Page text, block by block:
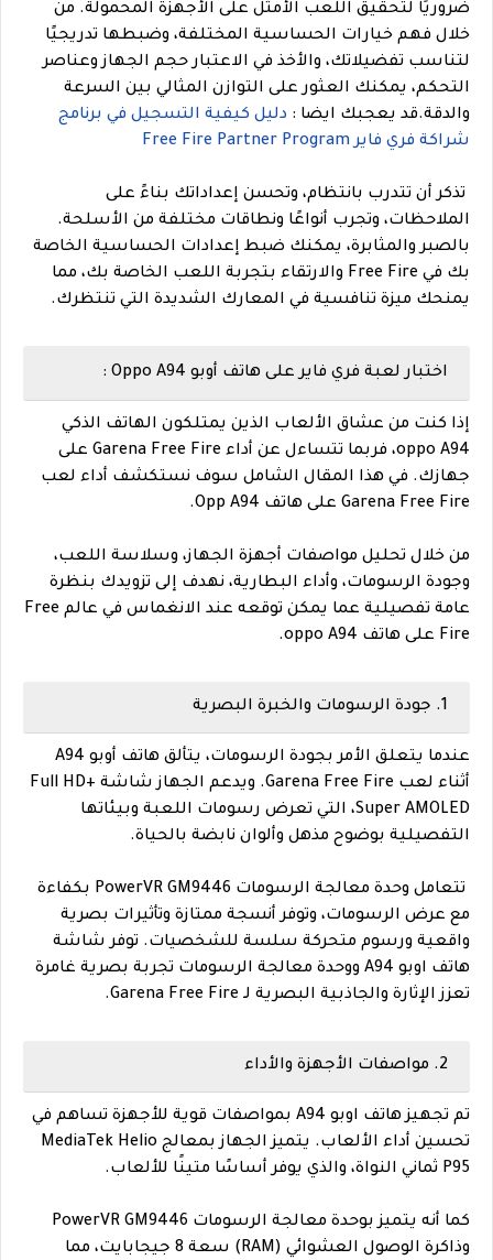
ضروريًا لتحقيق اللعب الأمثل على الأجهزة المحمولة. من
خلال فهم خيارات الحساسية المختلفة، وضبطها تدريجيًا
لتناسب تفضيلاتك، والأخذ في الاعتبار حجم الجهاز وعناصر
التحكم، يمكنك العثور على التوازن المثالي بين السرعة
والدقة.قد يعجبك ايضا : دليل كيفية التسجيل في برنامج
شراكة فري فاير Free Fire Partner Program
تذكر أن تتدرب بانتظام، وتحسن إعداداتك بناءً على
الملاحظات، وتجرب أنواعًا ونطاقات مختلفة من الأسلحة.
بالصبر والمثابرة، يمكنك ضبط إعدادات الحساسية الخاصة
بك في Free Fire والارتقاء بتجربة اللعب الخاصة بك، مما
يمنحك ميزة تنافسية في المعارك الشديدة التي تنتظرك.
اختبار لعبة فري فاير على هاتف أوبو Oppo A94 :
إذا كنت من عشاق الألعاب الذين يمتلكون الهاتف الذكي
oppo A94، فربما تتساءل عن أداء Garena Free Fire على
جهازك. في هذا المقال الشامل سوف نستكشف أداء لعب
Garena Free Fire على هاتف Opp A94.
من خلال تحليل مواصفات أجهزة الجهاز، وسلاسة اللعب،
وجودة الرسومات، وأداء البطارية، نهدف إلى تزويدك بنظرة
عامة تفصيلية عما يمكن توقعه عند الانغماس في عالم Free
Fire على هاتف oppo A94.
1. جودة الرسومات والخبرة البصرية
عندما يتعلق الأمر بجودة الرسومات، يتألق هاتف أوبو A94
أثناء لعب Garena Free Fire. ويدعم الجهاز شاشة Full HD+
Super AMOLED، التي تعرض رسومات اللعبة وبيئاتها
التفصيلية بوضوح مذهل وألوان نابضة بالحياة.
تتعامل وحدة معالجة الرسومات PowerVR GM9446 بكفاءة
مع عرض الرسومات، وتوفر أنسجة ممتازة وتأثيرات بصرية
واقعية ورسوم متحركة سلسة للشخصيات. توفر شاشة
هاتف اوبو A94 ووحدة معالجة الرسومات تجربة بصرية غامرة
تعزز الإثارة والجاذبية البصرية لـ Garena Free Fire.
2. مواصفات الأجهزة والأداء
تم تجهيز هاتف اوبو A94 بمواصفات قوية للأجهزة تساهم في
تحسين أداء الألعاب. يتميز الجهاز بمعالج MediaTek Helio
P95 ثماني النواة، والذي يوفر أساسًا متينًا للألعاب.
كما أنه يتميز بوحدة معالجة الرسومات PowerVR GM9446
وذاكرة الوصول العشوائي (RAM) سعة 8 جيجابايت، مما